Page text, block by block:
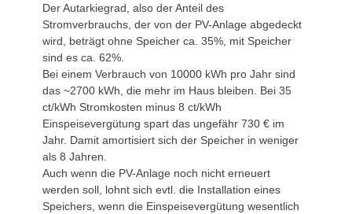
Der Autarkiegrad, also der Anteil des
Stromverbrauchs, der von der PV-Anlage abgedeckt
wird, beträgt ohne Speicher ca. 35%, mit Speicher
sind es ca. 62%.
Bei einem Verbrauch von 10000 kWh pro Jahr sind
das ~2700 kWh, die mehr im Haus bleiben. Bei 35
ct/kWh Stromkosten minus 8 ct/kWh
Einspeisevergütung spart das ungefähr 730 € im
Jahr. Damit amortisiert sich der Speicher in weniger
als 8 Jahren.
Auch wenn die PV-Anlage noch nicht erneuert
werden soll, lohnt sich evtl. die Installation eines
Speichers, wenn die Einspeisevergütung wesentlich